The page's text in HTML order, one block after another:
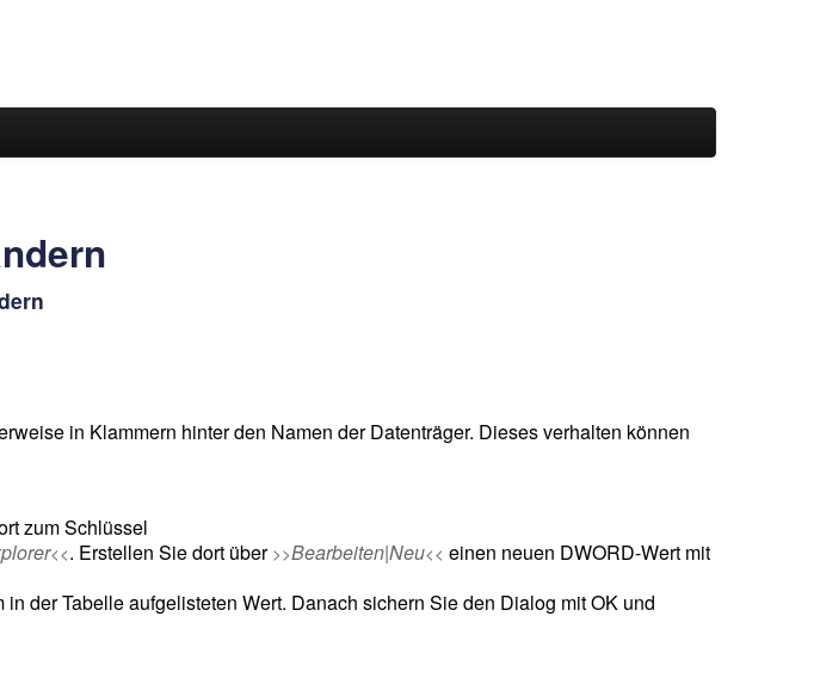
in Klammern hinter den Namen der Datenträger. Dieses verhalten können
zum Schlüssel
<<. Erstellen Sie dort über >>Bearbeiten|Neu<< einen neuen DWORD-Wert mit
der Tabelle aufgelisteten Wert. Danach sichern Sie den Dialog mit OK und